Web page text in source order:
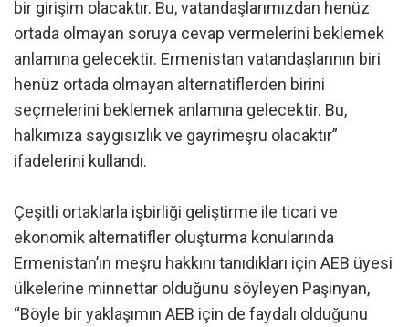
bir girişim olacaktır. Bu, vatandaşlarımızdan henüz
ortada olmayan soruya cevap vermelerini beklemek
anlamına gelecektir. Ermenistan vatandaşlarının biri
henüz ortada olmayan alternatiflerden birini
seçmelerini beklemek anlamına gelecektir. Bu,
halkımıza saygısızlık ve gayrimeşru olacaktır”
ifadelerini kullandı.
Çeşitli ortaklarla işbirliği geliştirme ile ticari ve
ekonomik alternatifler oluşturma konularında
Ermenistan’ın meşru hakkını tanıdıkları için AEB üyesi
ülkelerine minnettar olduğunu söyleyen Paşinyan,
“Böyle bir yaklaşımın AEB için de faydalı olduğunu